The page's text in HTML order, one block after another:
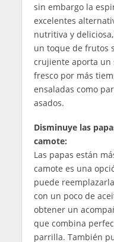
sin embargo la
excelentes
nutritiva y
un toque de frutos
crujiente aporta un
fresco por más
ensaladas como
asados.
Disminuye las
camote:
Las papas están
camote es una
puede
con un poco de
obtener un
que combina
parrilla. También